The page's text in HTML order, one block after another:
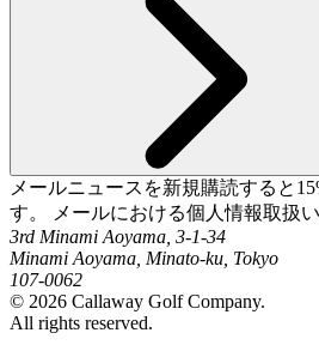
メールニュースを新規購読すると
す。 メールにおける個人情報取扱
3rd Minami Aoyama, 3-1-34
Minami Aoyama, Minato-ku, Tokyo
107-0062
© 2026 Callaway Golf Company.
All rights reserved.